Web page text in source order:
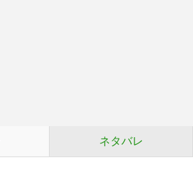
ネタバレ